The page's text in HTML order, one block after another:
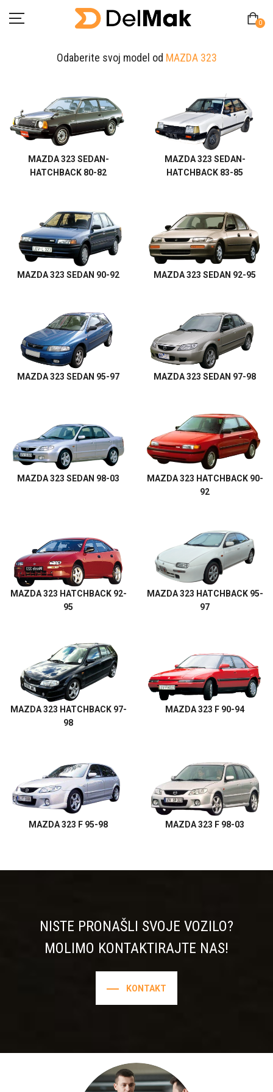
0
O Nama
Kontakt
MY ACCOUNT
Odaberite svoj model od MAZDA 323
MAZDA 323 SEDAN-
HATCHBACK 80-82
MAZDA 323 SEDAN-
HATCHBACK 83-85
MAZDA 323 SEDAN 90-92 MAZDA 323 SEDAN 92-95
MAZDA 323 SEDAN 95-97 MAZDA 323 SEDAN 97-98
MAZDA 323 SEDAN 98-03
MAZDA 323 HATCHBACK 90-
92
MAZDA 323 HATCHBACK 92-
95
MAZDA 323 HATCHBACK 95-
97
MAZDA 323 HATCHBACK 97-
98
MAZDA 323 F 90-94
MAZDA 323 F 95-98 MAZDA 323 F 98-03
NISTE PRONAŠLI SVOJE VOZILO?
MOLIMO KONTAKTIRAJTE NAS!
KONTAKT